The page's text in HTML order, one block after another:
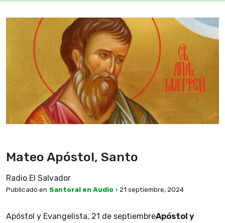
Mateo Apóstol, Santo
Radio El Salvador
Publicado en Santoral en Audio • 21 septiembre, 2024
Apóstol y Evangelista, 21 de septiembreApóstol y